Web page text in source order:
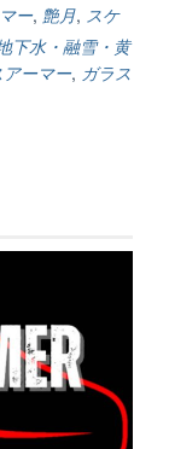
休
み
の
お
ー, 艶月, スケ
下水・融雪・黄
アーマー, ガラス